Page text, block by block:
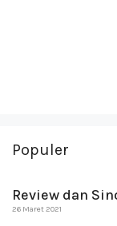
Populer
Review dan
26 Maret 2021